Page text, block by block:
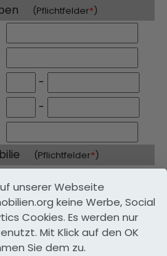
(Pflichtfelder*)
-
-
(Pflichtfelder*)
Vermietung
unserer Webseite
keine Werbe, Social
Cookies. Es werden nur
Mit Klick auf den OK
Sie dem zu.